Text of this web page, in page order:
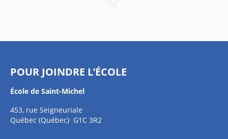
POUR JOINDRE L’ÉCOLE
École de Saint-Michel
453, rue Seigneuriale
Québec (Québec) G1C 3R2